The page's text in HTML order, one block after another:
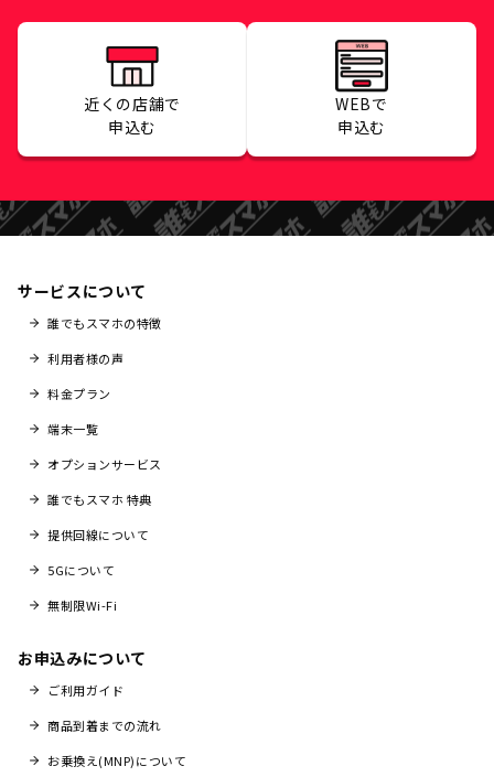
近くの店舗で
申込む
WEBで
申込む
サービスについて
誰でもスマホの特徴
利用者様の声
料金プラン
端末一覧
オプションサービス
誰でもスマホ 特典
提供回線について
5Gについて
無制限Wi-Fi
お申込みについて
ご利用ガイド
商品到着までの流れ
お乗換え(MNP)について